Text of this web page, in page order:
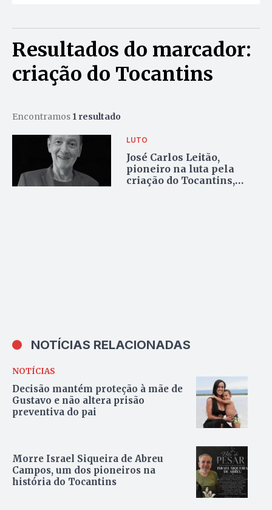
Resultados do marcador:
criação do Tocantins
Encontramos 1 resultado
LUTO
José Carlos Leitão,
pioneiro na luta pela
criação do Tocantins,
NOTÍCIAS RELACIONADAS
NOTÍCIAS
Decisão mantém proteção à mãe de
Gustavo e não altera prisão
preventiva do pai
Morre Israel Siqueira de Abreu
Campos, um dos pioneiros na
história do Tocantins